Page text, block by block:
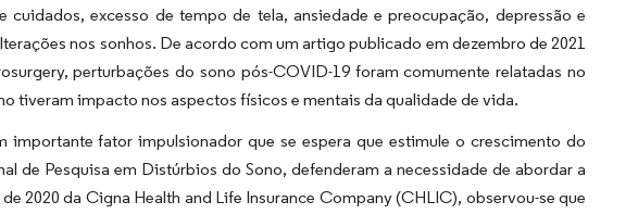
excesso de tempo de tela, ansiedade e preocupação, depressão e
nos sonhos. De acordo com um artigo publicado em dezembro de 2021
perturbações do sono pós-COVID-19 foram comumente relatadas no
tiveram impacto nos aspectos físicos e mentais da qualidade de vida.
fator impulsionador que se espera que estimule o crescimento do
de Pesquisa em Distúrbios do Sono, defenderam a necessidade de abordar a
2020 da Cigna Health and Life Insurance Company (CHLIC), observou-se que